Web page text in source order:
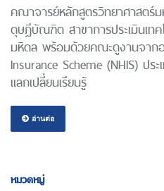
คณาจารย์หลักสูตรวิทยาศาสต
ดุษฎีบัณฑิต สาขาการประเมินเท
มหิดล พร้อมด้วยคณะดูงานจาก
Insurance Scheme (NHIS) ปร
แลกเปลี่ยนเรียนรู้
อ่านต่อ
หมวดหมู่